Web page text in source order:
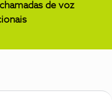
de voz